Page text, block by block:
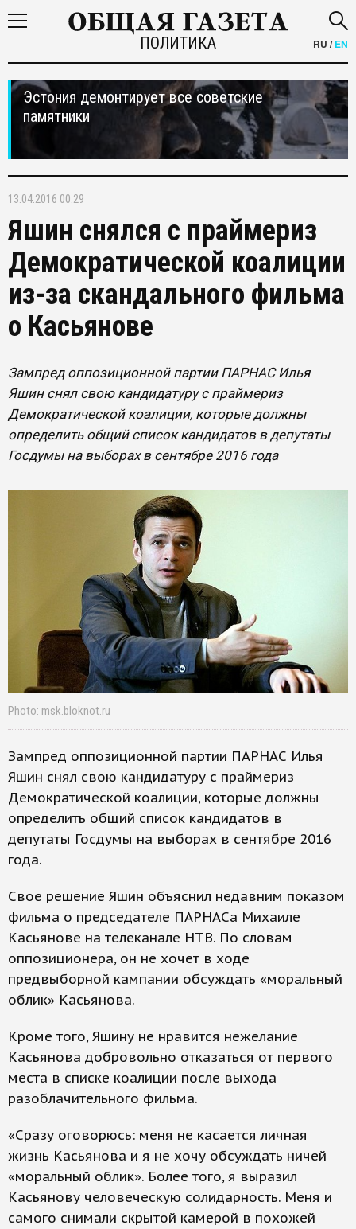
ПОЛИТИКА RU /EN
Эстония демонтирует все советские
памятники
13.04.2016 00:29
Яшин снялся с праймериз
Демократической коалиции
из-за скандального фильма
о Касьянове
Зампред оппозиционной партии ПАРНАС Илья
Яшин снял свою кандидатуру с праймериз
Демократической коалиции, которые должны
определить общий список кандидатов в депутаты
Госдумы на выборах в сентябре 2016 года
Photo: msk.bloknot.ru
Зампред оппозиционной партии ПАРНАС Илья
Яшин снял свою кандидатуру с праймериз
Демократической коалиции, которые должны
определить общий список кандидатов в
депутаты Госдумы на выборах в сентябре 2016
года.
Свое решение Яшин объяснил недавним показом
фильма о председателе ПАРНАСа Михаиле
Касьянове на телеканале НТВ. По словам
оппозиционера, он не хочет в ходе
предвыборной кампании обсуждать «моральный
облик» Касьянова.
Кроме того, Яшину не нравится нежелание
Касьянова добровольно отказаться от первого
места в списке коалиции после выхода
разоблачительного фильма.
«Сразу оговорюсь: меня не касается личная
жизнь Касьянова и я не хочу обсуждать ничей
«моральный облик». Более того, я выразил
Касьянову человеческую солидарность. Меня и
самого снимали скрытой камерой в похожей